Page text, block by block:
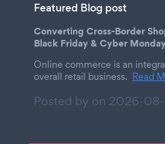
Featured Blog post
Converting Cross-Border
Black Friday & Cyber Monday
Online commerce is an
overall retail business. Read
Posted by on 2026-